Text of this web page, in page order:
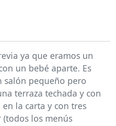
ya que eramos un
un bebé aparte. Es
salón pequeño pero
terraza techada y con
la carta y con tres
los menús